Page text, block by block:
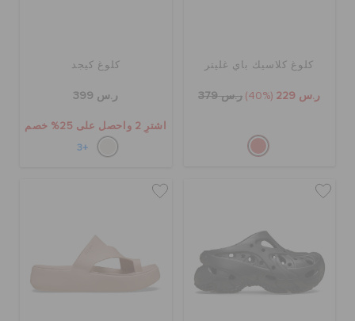
كلوغ كلاسيك باي غليتر
ر.س 229 (40%) ر.س 379
كلوغ كيجد
ر.س 399
اشترِ 2 واحصل على 25% خصم
+3